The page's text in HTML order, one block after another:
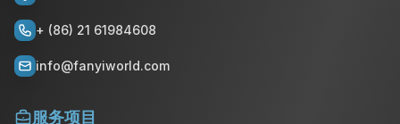
+ (86) 21 61984608
info@fanyiworld.com
服务项目